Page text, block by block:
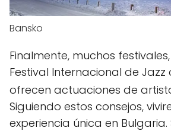
Bansko
Finalmente, muchos
Festival Internacional de Jazz
ofrecen actuaciones de
Siguiendo estos consejos,
experiencia única en